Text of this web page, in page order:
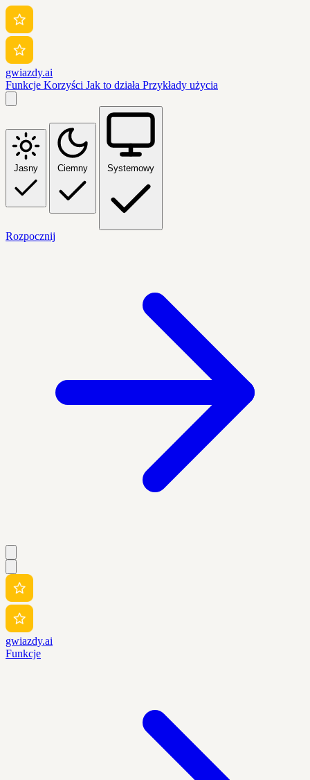
gwiazdy.ai
Funkcje Korzyści Jak to działa Przykłady użycia
Jasny Ciemny Systemowy
Rozpocznij
gwiazdy.ai
Funkcje